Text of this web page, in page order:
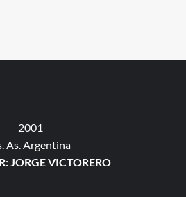
2001
As. Argentina
JORGE VICTORERO